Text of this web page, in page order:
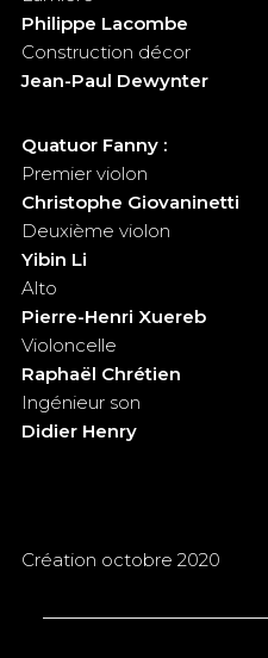
Philippe Lacombe
Construction décor
Jean-Paul Dewynter
Quatuor Fanny :
Premier violon
Christophe Giovaninetti
Deuxième violon
Yibin Li
Alto
Pierre-Henri Xuereb
Violoncelle
Raphaël Chrétien
Ingénieur son
Didier Henry
Création octobre 2020